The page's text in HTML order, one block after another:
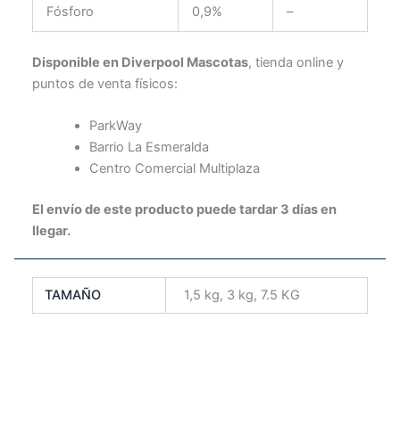
Fósforo 0,9% –
Disponible en Diverpool Mascotas, tienda online y
puntos de venta físicos:
ParkWay
Barrio La Esmeralda
Centro Comercial Multiplaza
El envío de este producto puede tardar 3 días en
llegar.
TAMAÑO 1,5 kg, 3 kg, 7.5 KG